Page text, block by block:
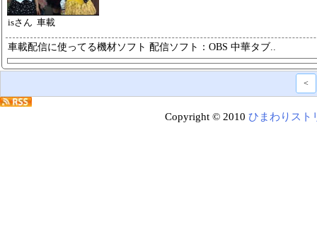
isさん 車載
車載配信に使ってる機材ソフト 配信ソフト：OBS 中華タブ..
<
Copyright © 2010 ひまわりスト